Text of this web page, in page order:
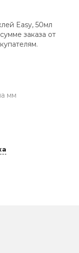
Easy, 50мл
заказа от
мм